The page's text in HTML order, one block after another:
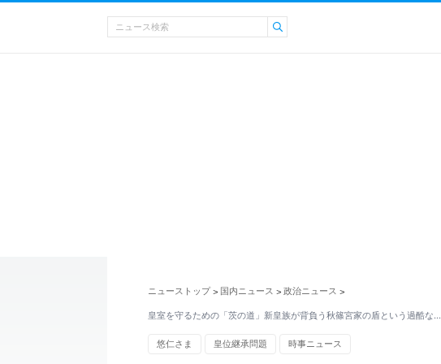
ニューストップ > 国内ニュース > 政治ニュース >
皇室を守るための「茨の道」新皇族が背負う秋篠宮家の盾という過酷な…
悠仁さま 皇位継承問題 時事ニュース